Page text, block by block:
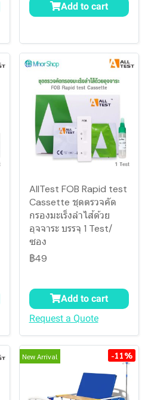
Add to cart
AllTest FOB Rapid test
Cassette ชุดตรวจคัด
กรองมะเร็งลำไส้ด้วย
อุจจาระ บรรจุ 1 Test/
ซอง
฿49
Add to cart
Request a Quote
New Arrival -11%